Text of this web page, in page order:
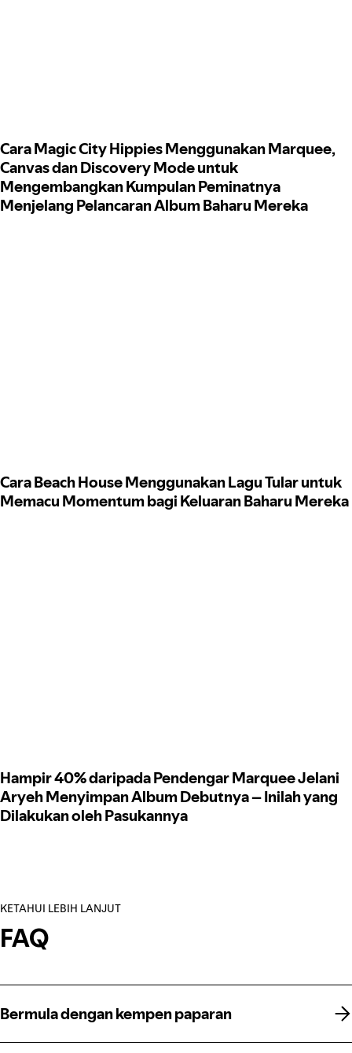
Cara Magic City Hippies Menggunakan Marquee,
Canvas dan Discovery Mode untuk
Mengembangkan Kumpulan Peminatnya
Menjelang Pelancaran Album Baharu Mereka
Cara Beach House Menggunakan Lagu Tular untuk
Memacu Momentum bagi Keluaran Baharu Mereka
Hampir 40% daripada Pendengar Marquee Jelani
Aryeh Menyimpan Album Debutnya – Inilah yang
Dilakukan oleh Pasukannya
KETAHUI LEBIH LANJUT
FAQ
Bermula dengan kempen paparan
Bermula dengan kempen paparan